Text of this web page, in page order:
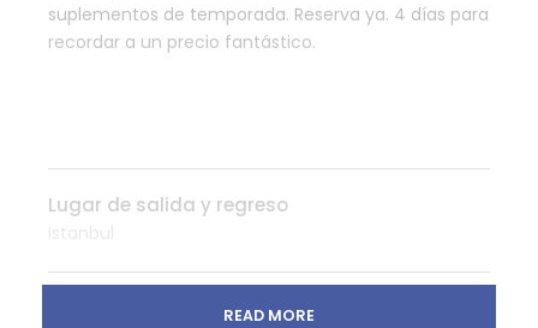
suplementos de temporada. Reserva ya. 4 días para
recordar a un precio fantástico.
Lugar de salida y regreso
Hora de recogida / devolución
READ MORE